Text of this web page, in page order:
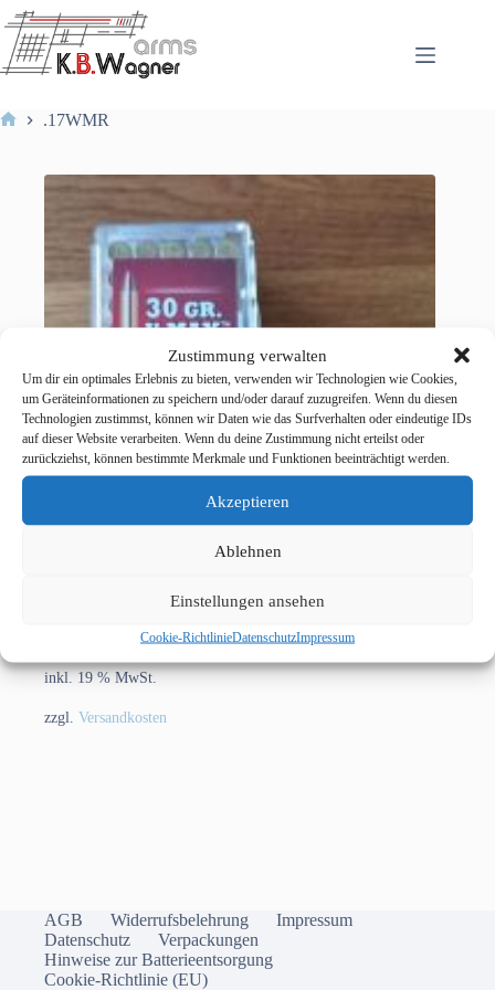
Zustimmung verwalten
Um dir ein optimales Erlebnis zu bieten, verwenden wir Technologien wie Cookies,
um Geräteinformationen zu speichern und/oder darauf zuzugreifen. Wenn du diesen
Technologien zustimmst, können wir Daten wie das Surfverhalten oder eindeutige IDs
auf dieser Website verarbeiten. Wenn du deine Zustimmung nicht erteilst oder
zurückziehst, können bestimmte Merkmale und Funktionen beeinträchtigt werden.
Akzeptieren
Ablehnen
Einstellungen ansehen
Cookie-RichtlinieDatenschutzImpressum
Zum
Inhalt
springen
.17WMR
Hornady .22 WMR V-Max 1,9g/30grs.
inkl. MwSt.
inkl. 19 % MwSt.
zzgl. Versandkosten
AGB Widerrufsbelehrung
Impressum
Datenschutz
Verpackungen
Hinweise zur Batterieentsorgung
Cookie-Richtlinie (EU)